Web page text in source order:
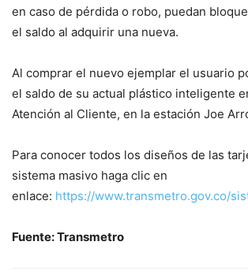
en caso de pérdida o robo, puedan
el saldo al adquirir una nueva.
Al comprar el nuevo ejemplar el usuario
el saldo de su actual plástico inteligente
Atención al Cliente, en la estación Joe
Para conocer todos los diseños de las
sistema masivo haga clic en
enlace: https://www.transmetro.gov.co/
Fuente: Transmetro